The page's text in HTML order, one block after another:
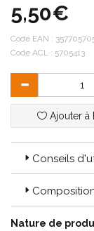
5,50€
Code EAN :
Code ACL : 5705413
Ajouter à
Conseils
Nature de